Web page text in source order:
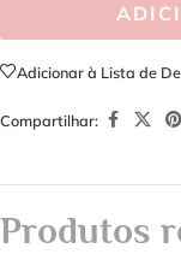
Adicionar à Lista de
Compartilhar:
Produtos